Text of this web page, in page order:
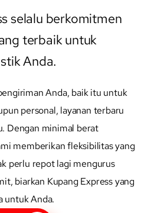
selalu berkomitmen
terbaik untuk
Anda.
Anda, baik itu untuk
personal, layanan terbaru
Dengan minimal berat
memberikan fleksibilitas yang
perlu repot lagi mengurus
biarkan Kupang Express yang
untuk Anda.